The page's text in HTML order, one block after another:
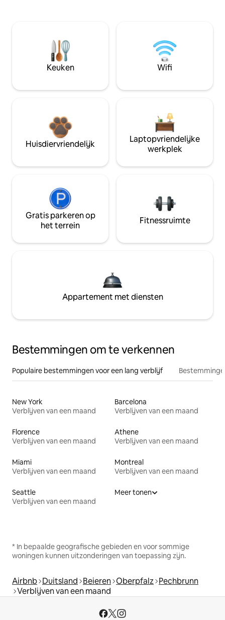
Keuken Wifi
Huisdiervriendelijk
Laptopvriendelijke
werkplek
Gratis parkeren op
het terrein
Fitnessruimte
Appartement met diensten
Bestemmingen om te verkennen
Populaire bestemmingen voor een lang verblijf
New York
Verblijven van een maand
Barcelona
Verblijven van een maand
Florence
Verblijven van een maand
Athene
Verblijven van een maand
Miami
Verblijven van een maand
Montreal
Verblijven van een maand
Seattle
Verblijven van een maand
Meer tonen
* In bepaalde geografische gebieden en voor sommige
woningen kunnen uitzonderingen van toepassing zijn.
Airbnb Duitsland Beieren Oberpfalz Pechbrunn
Verblijven van een maand